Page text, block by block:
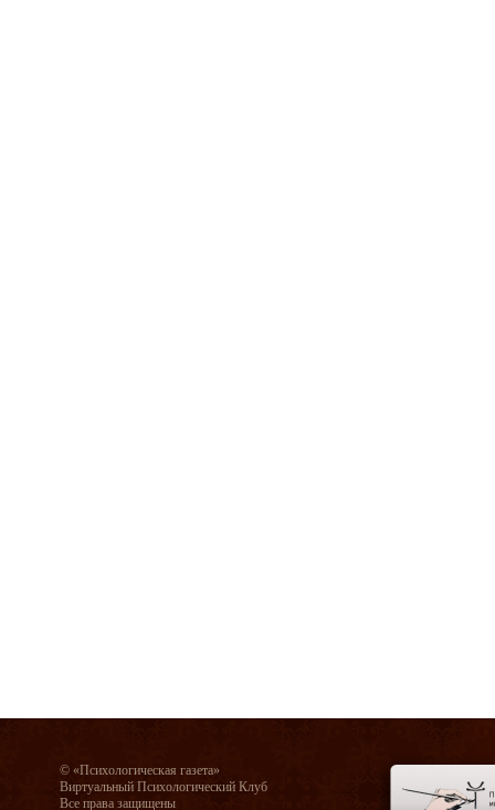
© «Психологическая газета»
Виртуальный Психологический Клуб
Все права защищены